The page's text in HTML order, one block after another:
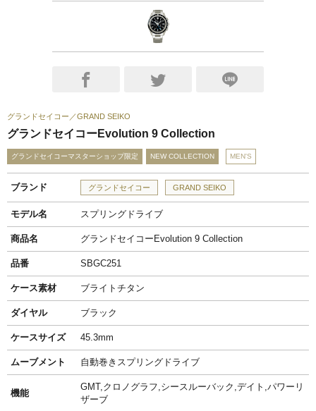
グランドセイコー GRAND SEIKO
グランドセイコーEvolution 9 Collection
グランドセイコーマスターショップ限定 NEW COLLECTION MEN'S
ブランド グランドセイコー GRAND SEIKO
モデル名 スプリングドライブ
商品名 グランドセイコーEvolution 9 Collection
品番 SBGC251
ケース素材 ブライトチタン
ダイヤル ブラック
ケースサイズ 45.3mm
ムーブメント 自動巻きスプリングドライブ
機能
GMT,クロノグラフ,シースルーバック,デイト,パワーリ
ザーブ